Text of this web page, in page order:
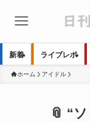
新着 ライブレポ
ホーム アイドル
📎 “